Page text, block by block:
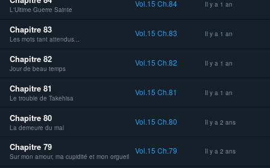
L'Ultime Guerre Sainte
Vol.15 Ch.84 Il y a 1 an
Chapitre 83
Les mots tant attendus...
Vol.15 Ch.83 Il y a 1 an
Chapitre 82
Jour de beau temps
Vol.15 Ch.82 Il y a 1 an
Chapitre 81
Le trouble de Takehisa
Vol.15 Ch.81 Il y a 1 an
Chapitre 80
La demeure du mal
Vol.15 Ch.80 Il y a 2 ans
Chapitre 79
Sur mon amour, ma cupidité et mon orgueil
Vol.15 Ch.79 Il y a 2 ans